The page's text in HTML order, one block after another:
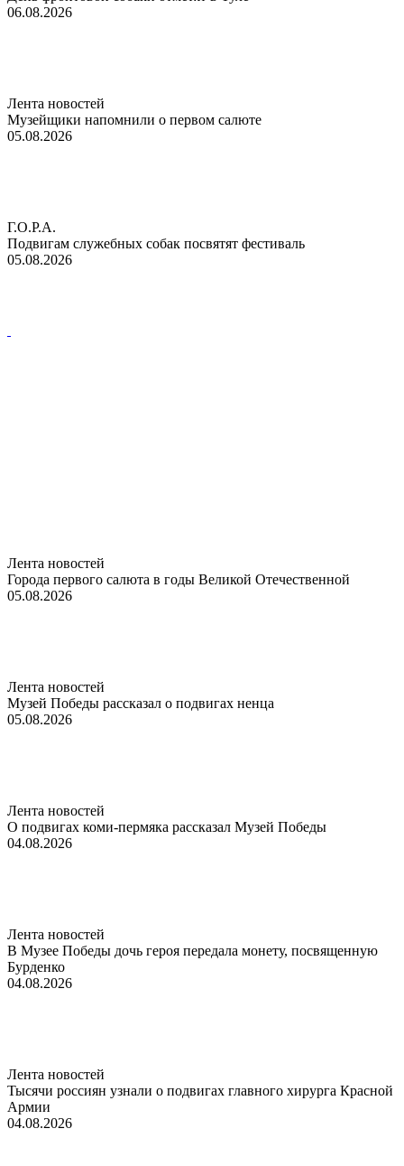
06.08.2026
Лента новостей
Музейщики напомнили о первом салюте
05.08.2026
Г.О.Р.А.
Подвигам служебных собак посвятят фестиваль
05.08.2026
Лента новостей
Города первого салюта в годы Великой Отечественной
05.08.2026
Лента новостей
Музей Победы рассказал о подвигах ненца
05.08.2026
Лента новостей
О подвигах коми-пермяка рассказал Музей Победы
04.08.2026
Лента новостей
В Музее Победы дочь героя передала монету, посвященную
Бурденко
04.08.2026
Лента новостей
Тысячи россиян узнали о подвигах главного хирурга Красной
Армии
04.08.2026